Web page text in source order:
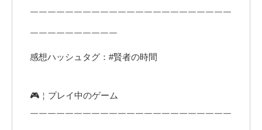
￣￣￣￣￣￣￣￣￣￣￣￣￣￣￣￣￣￣￣￣￣￣￣
￣￣￣￣￣￣￣￣￣￣
感想ハッシュタグ：#賢者の時間
🎮￤プレイ中のゲーム
￣￣￣￣￣￣￣￣￣￣￣￣￣￣￣￣￣￣￣￣￣￣￣